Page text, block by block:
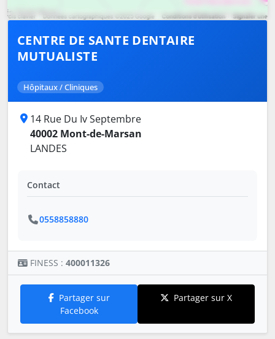
CENTRE DE SANTE DENTAIRE
MUTUALISTE
Hôpitaux / Cliniques
14 Rue Du Iv Septembre
40002 Mont-de-Marsan
LANDES
Contact
0558858880
FINESS : 400011326
Partager sur
Facebook
Partager sur X